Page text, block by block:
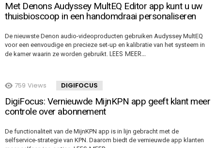
Met Denons Audyssey MultEQ Editor app kunt u uw
thuisbioscoop in een handomdraai personaliseren
De nieuwste Denon audio-videoproducten gebruiken Audyssey MultEQ
voor een eenvoudige en precieze set-up en kalibratie van het systeem in
de kamer waarin ze worden gebruikt. LEES MEER…
759 Views DIGIFOCUS
DigiFocus: Vernieuwde MijnKPN app geeft klant meer
controle over abonnement
De functionaliteit van de MijnKPN app is in lijn gebracht met de
selfservice-strategie van KPN. Daarom biedt de vernieuwde app klanten